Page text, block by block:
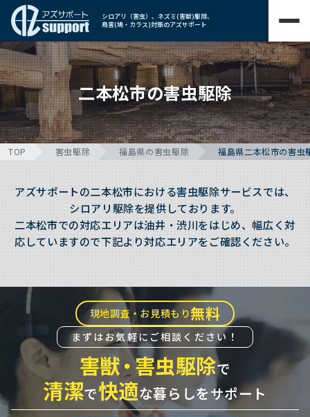
シロアリ（害虫）、ネズミ(害獣)駆除、
鳥害(鳩・カラス)対策のアズサポート
二本松市の害虫駆除
TOP 害虫駆除 福島県の害虫駆除 福島県二本松市の害虫
アズサポートの二本松市における害虫駆除サービスでは、
シロアリ駆除を提供しております。
二本松市での対応エリアは油井・渋川をはじめ、幅広く対
応していますので下記より対応エリアをご確認ください。
現地調査・お見積もり無料
まずはお気軽にご相談ください！
害獣・害虫駆除で
清潔で快適な暮らしをサポート